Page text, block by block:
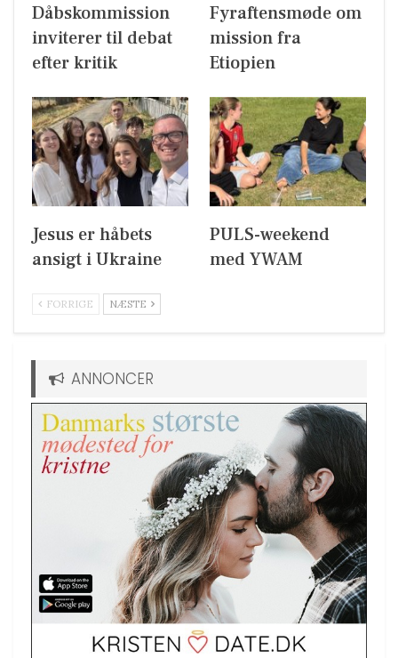
Dåbskommission
inviterer til debat
efter kritik
Fyraftensmøde om
mission fra
Etiopien
Jesus er håbets
ansigt i Ukraine
PULS-weekend
med YWAM
FORRIGE NÆSTE
ANNONCER